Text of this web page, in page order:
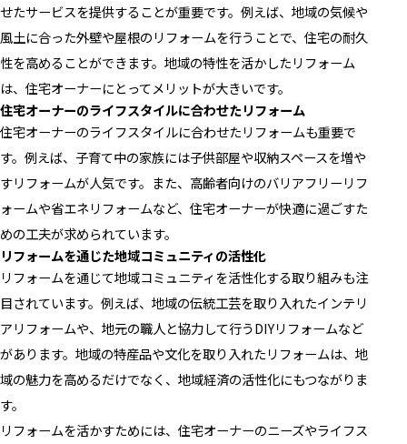
せたサービスを提供することが重要です。例えば、地域の気候や
風土に合った外壁や屋根のリフォームを行うことで、住宅の耐久
性を高めることができます。地域の特性を活かしたリフォーム
は、住宅オーナーにとってメリットが大きいです。
住宅オーナーのライフスタイルに合わせたリフォーム
住宅オーナーのライフスタイルに合わせたリフォームも重要で
す。例えば、子育て中の家族には子供部屋や収納スペースを増や
すリフォームが人気です。また、高齢者向けのバリアフリーリフ
ォームや省エネリフォームなど、住宅オーナーが快適に過ごすた
めの工夫が求められています。
リフォームを通じた地域コミュニティの活性化
リフォームを通じて地域コミュニティを活性化する取り組みも注
目されています。例えば、地域の伝統工芸を取り入れたインテリ
アリフォームや、地元の職人と協力して行うDIYリフォームなど
があります。地域の特産品や文化を取り入れたリフォームは、地
域の魅力を高めるだけでなく、地域経済の活性化にもつながりま
す。
リフォームを活かすためには、住宅オーナーのニーズやライフス